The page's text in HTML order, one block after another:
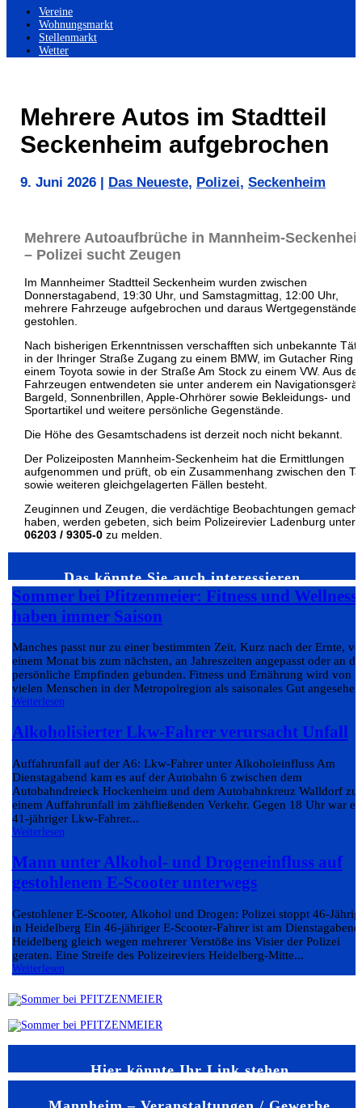
Vereine
Wohnungsmarkt
Stellenmarkt
Wetter
Mehrere Autos im Stadtteil
Seckenheim aufgebrochen
9. Juni 2026 Das Neueste, Polizei, Seckenheim
Mehrere Autoaufbrüche in Mannheim-
– Polizei sucht Zeugen
Im Mannheimer Stadtteil Seckenheim wurden zwischen
Donnerstagabend, 19:30 Uhr, und Samstagmittag, 12:00 Uhr,
mehrere Fahrzeuge aufgebrochen und daraus Wertgegenstände
gestohlen.
Nach bisherigen Erkenntnissen verschafften sich unbekannte
in der Ihringer Straße Zugang zu einem BMW, im Gutacher Ring
einem Toyota sowie in der Straße Am Stock zu einem VW. Aus
Fahrzeugen entwendeten sie unter anderem ein
Bargeld, Sonnenbrillen, Apple-Ohrhörer sowie Bekleidungs- und
Sportartikel und weitere persönliche Gegenstände.
Die Höhe des Gesamtschadens ist derzeit noch nicht bekannt.
Der Polizeiposten Mannheim-Seckenheim hat die Ermittlungen
aufgenommen und prüft, ob ein Zusammenhang zwischen den
sowie weiteren gleichgelagerten Fällen besteht.
Zeuginnen und Zeugen, die verdächtige Beobachtungen gemacht
haben, werden gebeten, sich beim Polizeirevier Ladenburg unter
06203 / 9305-0 zu melden.
Das könnte Sie auch interessieren…
Sommer bei Pfitzenmeier: Fitness und Wellness
haben immer Saison
Manches passt nur zu einer bestimmten Zeit. Kurz nach der Ernte,
einem Monat bis zum nächsten, an Jahreszeiten angepasst oder an
persönliche Empfinden gebunden. Fitness und Ernährung wird von
vielen Menschen in der Metropolregion als saisonales Gut
Weiterlesen
Alkoholisierter Lkw-Fahrer verursacht Unfall
Auffahrunfall auf der A6: Lkw-Fahrer unter Alkoholeinfluss Am
Dienstagabend kam es auf der Autobahn 6 zwischen dem
Autobahndreieck Hockenheim und dem Autobahnkreuz Walldorf zu
einem Auffahrunfall im zähfließenden Verkehr. Gegen 18 Uhr war
41-jähriger Lkw-Fahrer...
Weiterlesen
Mann unter Alkohol- und Drogeneinfluss auf
gestohlenem E-Scooter unterwegs
Gestohlener E-Scooter, Alkohol und Drogen: Polizei stoppt 46-
in Heidelberg Ein 46-jähriger E-Scooter-Fahrer ist am
Heidelberg gleich wegen mehrerer Verstöße ins Visier der Polizei
geraten. Eine Streife des Polizeireviers Heidelberg-Mitte...
Weiterlesen
Hier könnte Ihr Link stehen